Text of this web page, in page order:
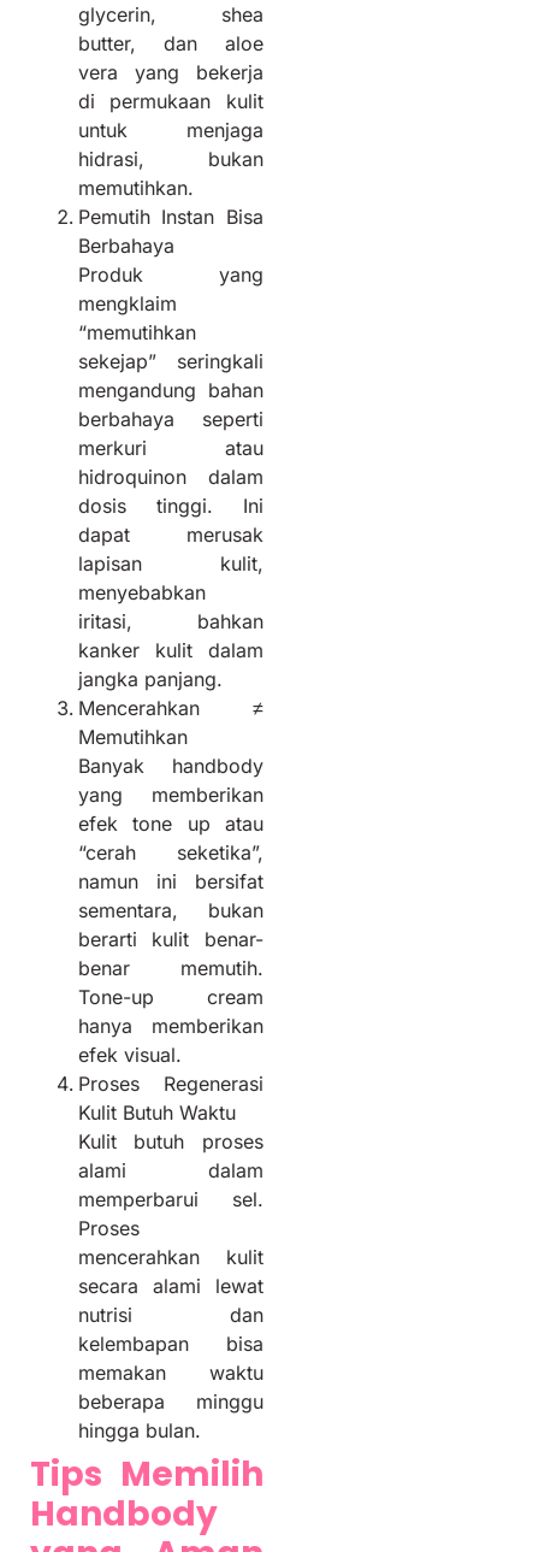
glycerin, shea
butter, dan aloe
vera yang bekerja
di permukaan kulit
untuk menjaga
hidrasi, bukan
memutihkan.
Pemutih Instan Bisa
Berbahaya
Produk yang
mengklaim
“memutihkan
sekejap” seringkali
mengandung bahan
berbahaya seperti
merkuri atau
hidroquinon dalam
dosis tinggi. Ini
dapat merusak
lapisan kulit,
menyebabkan
iritasi, bahkan
kanker kulit dalam
jangka panjang.
Mencerahkan ≠
Memutihkan
Banyak handbody
yang memberikan
efek tone up atau
“cerah seketika”,
namun ini bersifat
sementara, bukan
berarti kulit benar-
benar memutih.
Tone-up cream
hanya memberikan
efek visual.
Proses Regenerasi
Kulit Butuh Waktu
Kulit butuh proses
alami dalam
memperbarui sel.
Proses
mencerahkan kulit
secara alami lewat
nutrisi dan
kelembapan bisa
memakan waktu
beberapa minggu
hingga bulan.
Tips Memilih
Handbody